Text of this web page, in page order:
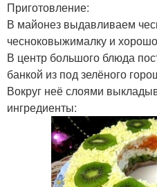
Приготовление:
В майонез выдавливаем
чесноковыжималку и
В центр большого блюда
банкой из под зелёного
Вокруг неё слоями
ингредиенты: